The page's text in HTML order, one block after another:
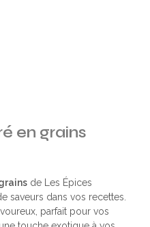
en grains
de Les Épices
saveurs dans vos recettes.
parfait pour vos